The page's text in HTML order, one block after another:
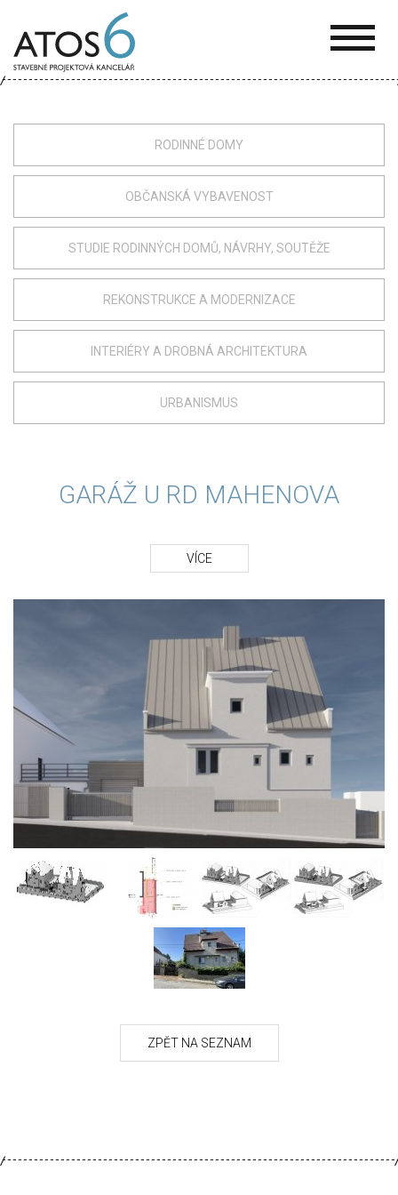
6
RODINNÉ DOMY
OBČANSKÁ VYBAVENOST
STUDIE RODINNÝCH DOMŮ, NÁVRHY, SOUTĚŽE
REKONSTRUKCE A MODERNIZACE
INTERIÉRY A DROBNÁ ARCHITEKTURA
URBANISMUS
GARÁŽ U RD MAHENOVA
VÍCE